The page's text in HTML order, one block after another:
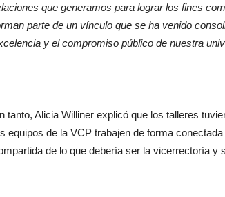
que generamos para lograr los fines
parte de un vínculo que se ha venido
y el compromiso público de nuestra
tanto, Alicia Williner explicó que los talleres
equipos de la VCP trabajen de forma
de lo que debería ser la vicerrectoría y